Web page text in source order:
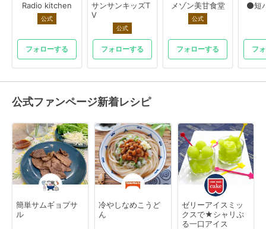
Radio kitchen
公式
フォローする
サンサンキッズT
V
公式
フォローする
メゾン美甘食堂
公式
フォローする
⚫短
フ
公式ファンページ新着レシピ
簡単サムギョプサ
ル
冷やしなめこうど
ん
ゼリーアイスミッ
クスで★シャリぷ
る一口アイス